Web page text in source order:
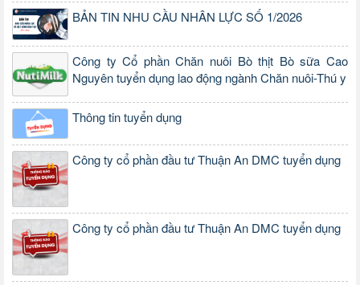
BẢN TIN NHU CẦU NHÂN LỰC SỐ 1/2026
Công ty Cổ phần Chăn nuôi Bò thịt Bò sữa Cao
Nguyên tuyển dụng lao động ngành Chăn nuôi-Thú y
Thông tin tuyển dụng
Công ty cổ phần đầu tư Thuận An DMC tuyển dụng
Công ty cổ phần đầu tư Thuận An DMC tuyển dụng